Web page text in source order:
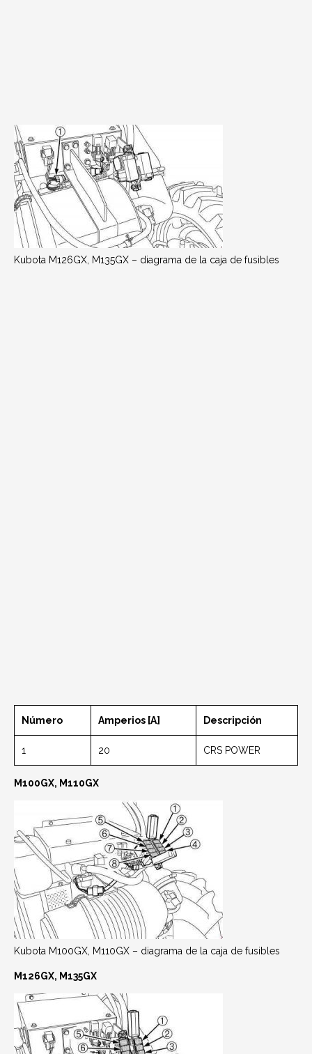
Kubota M126GX, M135GX – diagrama de la caja de fusibles
Número Amperios [A] Descripción
1 20 CRS POWER
M100GX, M110GX
Kubota M100GX, M110GX – diagrama de la caja de fusibles
M126GX, M135GX